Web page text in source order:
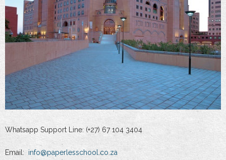
Whatsapp Support Line: (+27) 67 104 3404
Email: info@paperlesschool.co.za